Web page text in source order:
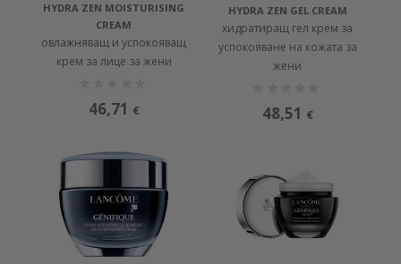
HYDRA ZEN MOISTURISING
CREAM
овлажняващ и успокояващ
крем за лице за жени
46,71 €
HYDRA ZEN GEL CREAM
хидратиращ гел крем за
успокояване на кожата за
жени
48,51 €